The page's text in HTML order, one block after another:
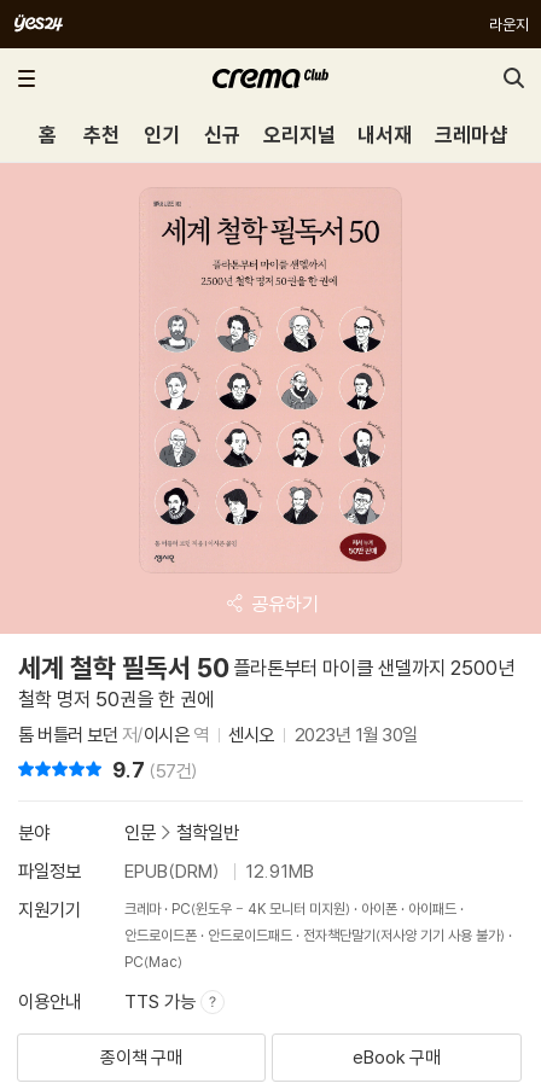
라운지
홈 추천 인기 신규 오리지널 내서재 크레마샵
공유하기
세계 철학 필독서 50 플라톤부터 마이클 샌델까지 2500년
철학 명저 50권을 한 권에
톰 버틀러 보던 저/이시은역 센시오 2023년 1월 30일
9.7 (57건)
분야 인문 > 철학일반
파일정보
EPUB(DRM)
12.91MB
지원기기
크레마 PC(윈도우 - 4K 모니터 미지원) 아이폰
아이패드
안드로이드폰
안드로이드패드
전자책단말기(저사양 기기 사용 불가)
PC(Mac)
이용안내 TTS 가능
종이책 구매 eBook 구매